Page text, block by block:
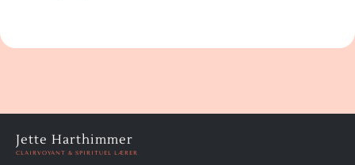
Jette Harthimmer
CLAIRVOYANT & SPIRITUEL LÆRER